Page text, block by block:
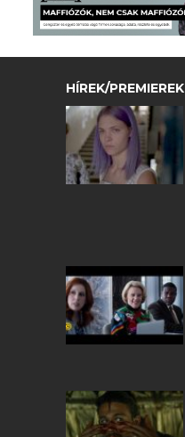
HÍREK/PREMIEREK